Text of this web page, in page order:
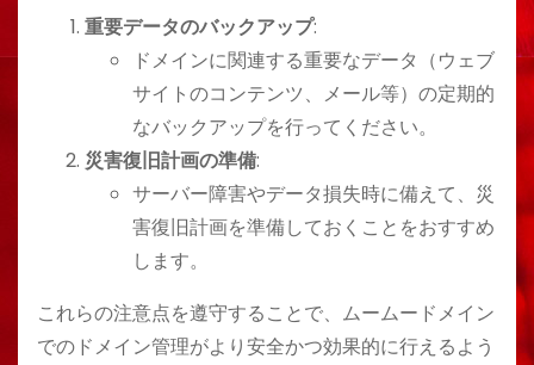
重要データのバックアップ:
ドメインに関連する重要なデータ（ウェブ
サイトのコンテンツ、メール等）の定期的
なバックアップを行ってください。
災害復旧計画の準備:
サーバー障害やデータ損失時に備えて、災
害復旧計画を準備しておくことをおすすめ
します。
これらの注意点を遵守することで、ムームードメイン
でのドメイン管理がより安全かつ効果的に行えるよう